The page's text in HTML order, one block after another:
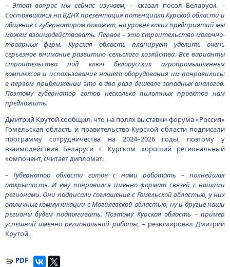
– Этот вопрос мы сейчас изучаем, – сказал посол Беларуси.–
Состоявшаяся на ВДНХ презентация потенциала Курской области и
общение с губернатором покажет, на уровне каких предприятий мы
можем взаимодействовать. Первое – это строительство молочно-
товарных ферм. Курская область планирует уделить очень
серьезное внимание развитию сельского хозяйства. Все варианты
строительства под ключ белорусских агропромышленных
комплексов и использование нашего оборудования им понравились:
в первом приближении это в два раза дешевле западных аналогов.
Поэтому губернатор готов несколько пилотных проектов нам
предложить.
Дмитрий Крутой сообщил, что на полях выставки-форума «Россия»
Гомельская область и правительство Курской области подписали
программу сотрудничества на 2024–2026 годы, поэтому у
взаимодействия Беларуси с Курском хороший региональный
компонент, считает дипломат:
– Губернатор области готов с нами работать – полнейшая
открытость. И ему понравился именно формат связей с нашими
регионами. Они подписали соглашение с Гомельской областью, у них
отличные коммуникации с Могилевской областью, ну и другие наши
регионы будем подтягивать. Поэтому Курская область – пример
успешной именно региональной работы, – резюмировал Дмитрий
Крутой.
PDF